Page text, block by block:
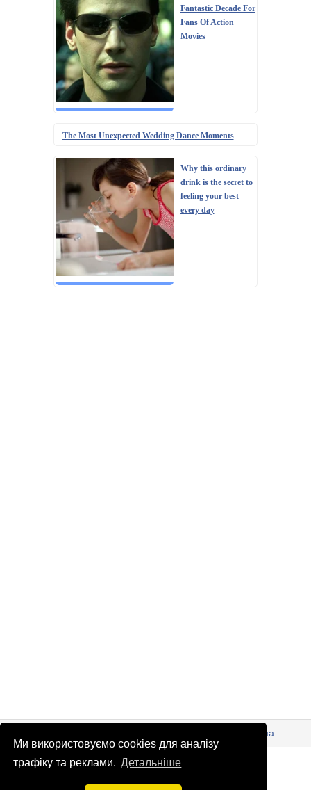
Ми використовуємо cookies для аналізу
трафіку та реклами. Детальніше
Fantastic Decade For
Fans Of Action
Movies
The Most Unexpected Wedding Dance Moments
Why this ordinary
drink is the secret to
feeling your best
every day
Реклама
info@patrioty.org.ua